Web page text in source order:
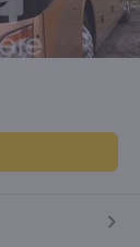
keyboard_arrow_right